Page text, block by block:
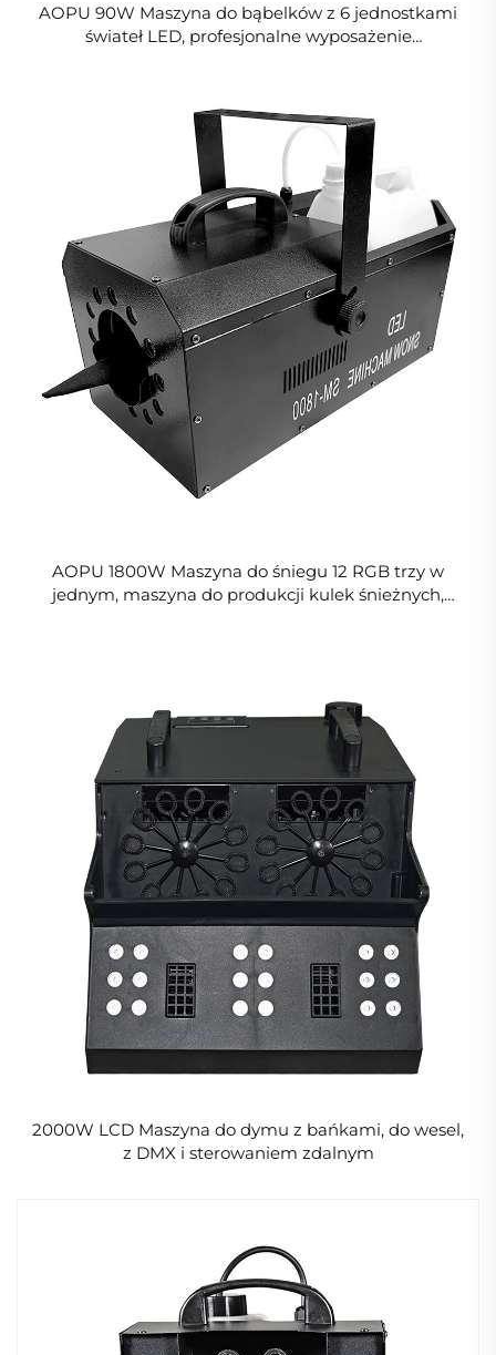
AOPU 90W Maszyna do bąbelków z 6 jednostkami
świateł LED, profesjonalne wyposażenie
AOPU 1800W Maszyna do śniegu 12 RGB trzy w
jednym, maszyna do produkcji kulek śnieżnych,
2000W LCD Maszyna do dymu z bańkami, do wesel,
z DMX i sterowaniem zdalnym